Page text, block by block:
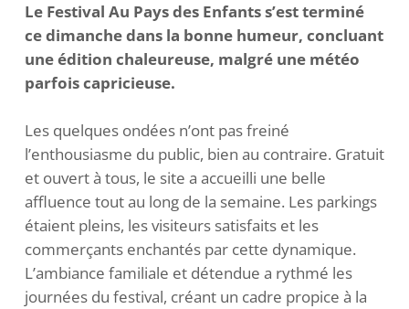
Le Festival Au Pays des Enfants s’est terminé
ce dimanche dans la bonne humeur, concluant
une édition chaleureuse, malgré une météo
parfois capricieuse.
Les quelques ondées n’ont pas freiné
l’enthousiasme du public, bien au contraire. Gratuit
et ouvert à tous, le site a accueilli une belle
affluence tout au long de la semaine. Les parkings
étaient pleins, les visiteurs satisfaits et les
commerçants enchantés par cette dynamique.
L’ambiance familiale et détendue a rythmé les
journées du festival, créant un cadre propice à la